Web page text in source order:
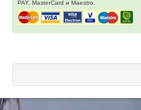
PAY, MasterCard и Maestro.